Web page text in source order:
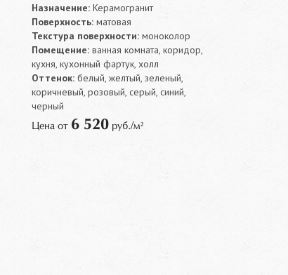
Назначение: Керамогранит
Поверхность: матовая
Текстура поверхности: моноколор
Помещение: ванная комната, коридор,
кухня, кухонный фартук, холл
Оттенок: белый, желтый, зеленый,
коричневый, розовый, серый, синий,
черный
Цена от 6 520 руб./м²